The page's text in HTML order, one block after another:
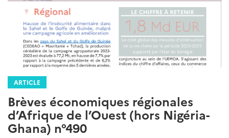
ARTICLE
Brèves économiques régionales
d’Afrique de l’Ouest (hors Nigéria-
Ghana) n°490